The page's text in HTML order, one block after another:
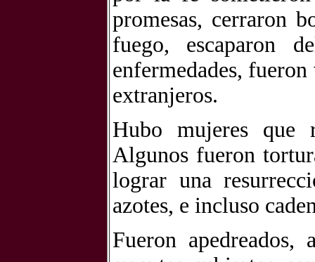
promesas, cerraron
fuego, escaparon
enfermedades,
extranjeros.
Hubo mujeres que
Algunos fueron
lograr una
azotes, e incluso
Fueron apedreados,